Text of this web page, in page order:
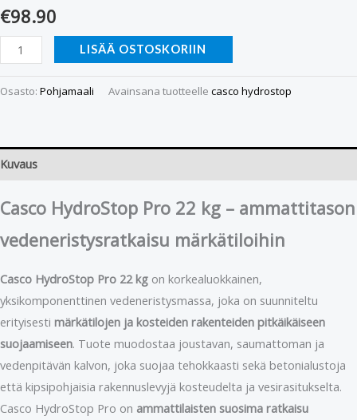
€98.90
LISÄÄ OSTOSKORIIN
Osasto: Pohjamaali Avainsana tuotteelle casco hydrostop
Kuvaus
Casco HydroStop Pro 22 kg – ammattitason
vedeneristysratkaisu märkätiloihin
Casco HydroStop Pro 22 kg on korkealuokkainen,
yksikomponenttinen vedeneristysmassa, joka on suunniteltu
erityisesti märkätilojen ja kosteiden rakenteiden pitkäikäiseen
suojaamiseen. Tuote muodostaa joustavan, saumattoman ja
vedenpitävän kalvon, joka suojaa tehokkaasti sekä betonialustoja
että kipsipohjaisia rakennuslevyjä kosteudelta ja vesirasitukselta.
Casco HydroStop Pro on ammattilaisten suosima ratkaisu